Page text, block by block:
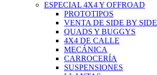
ESPECIAL 4X4 Y OFFROAD
PROTOTIPOS
VENTA DE SIDE BY SIDE
QUADS Y BUGGYS
4X4 DE CALLE
MECÁNICA
CARROCERÍA
SUSPENSIONES